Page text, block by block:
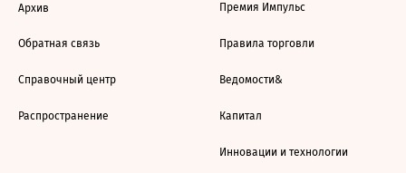
Архив
Обратная связь
Справочный центр
Распространение
Премия Импульс
Правила торговли
Ведомости&
Капитал
Инновации и технологии